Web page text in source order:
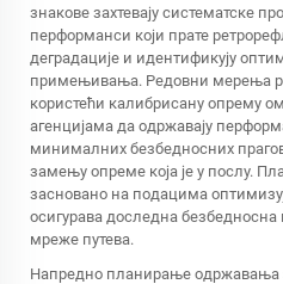
знакове захтевају систематске
перформанси који прате
деградације и идентификују
примењивања. Редовни мерења
користећи калибрисану опрему
агенцијама да одржавају
минималних безбедносних
замењу опреме која је у послу.
засновано на подацима
осигурава доследна
мреже путева.
Напредно планирање одржавања